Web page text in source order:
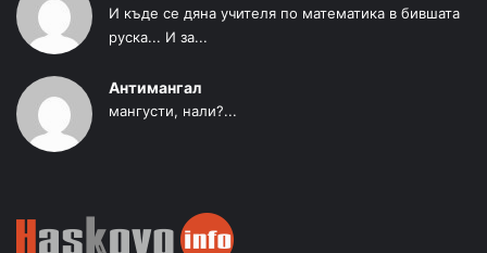
И къде се дяна учителя по математика в бившата
руска... И за...
Антимангал
мангусти, нали?...